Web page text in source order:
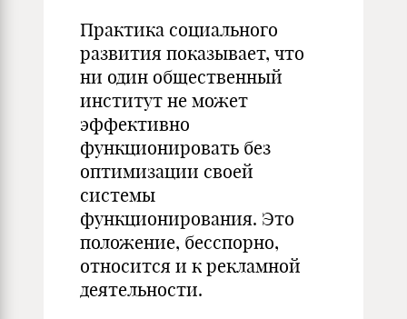
Практика социального
развития показывает, что
ни один общественный
институт не может
эффективно
функционировать без
оптимизации своей
системы
функционирования. Это
положение, бесспорно,
относится и к рекламной
деятельности.